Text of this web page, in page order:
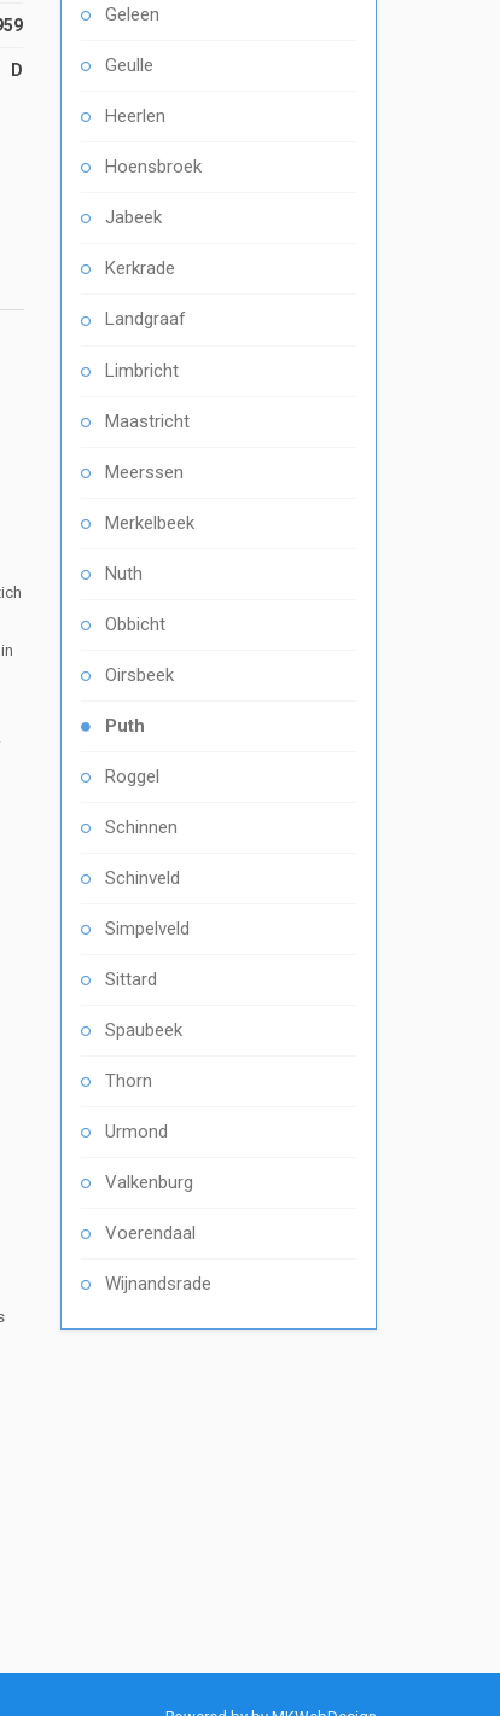
D
Geleen
Geulle
Heerlen
Hoensbroek
Jabeek
Kerkrade
Landgraaf
Limbricht
Maastricht
Meerssen
Merkelbeek
Nuth
Obbicht
Oirsbeek
Puth
Roggel
Schinnen
Schinveld
Simpelveld
Sittard
Spaubeek
Thorn
Urmond
Valkenburg
Voerendaal
Wijnandsrade